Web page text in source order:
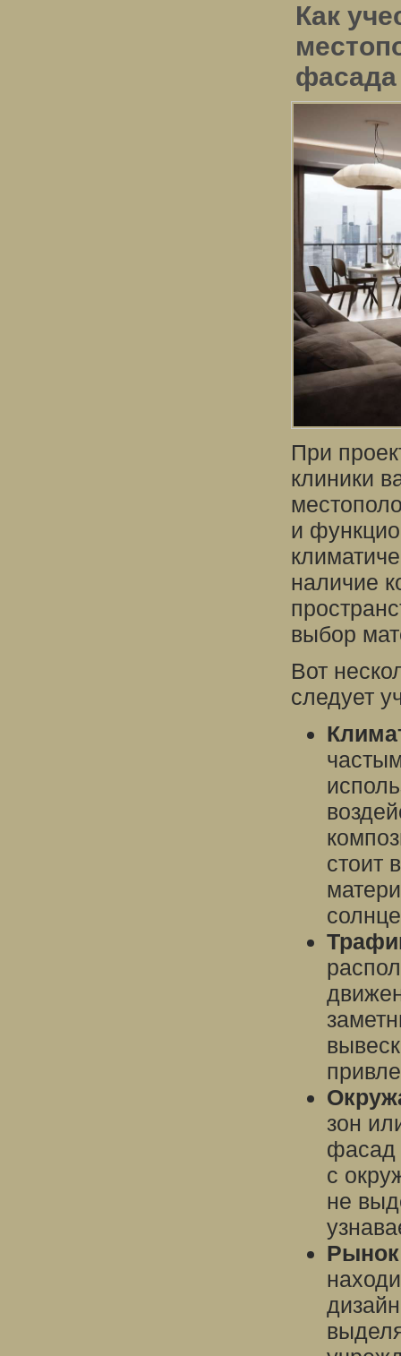
Как
фасада
При
клиники
и
наличие
выбор
Вот
следует
стоит
зон
фасад
с
не
Рынок